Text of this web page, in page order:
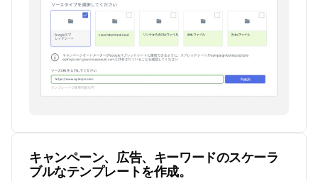
キャンペーン、広告、キーワードのスケーラ
ブルなテンプレートを作成。